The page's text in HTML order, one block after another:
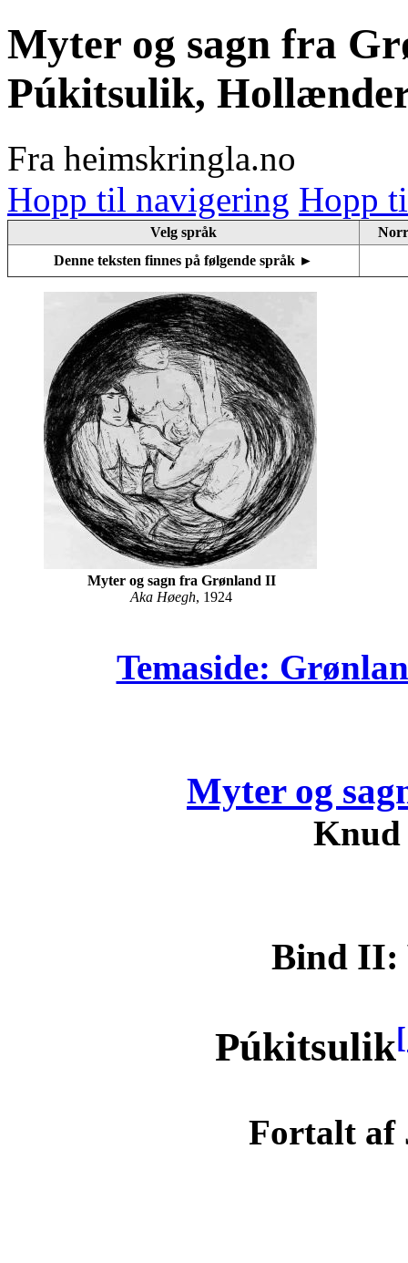
Myter og sagn fra
Púkitsulik,
Fra heimskringla.no
Hopp til navigering Hopp
Velg språk
Denne teksten finnes på følgende språk ►
Myter og sagn fra Grønland II
Aka Høegh, 1924
Temaside:
Myter og
Knud
Bind II:
Púkitsulik
Fortalt af